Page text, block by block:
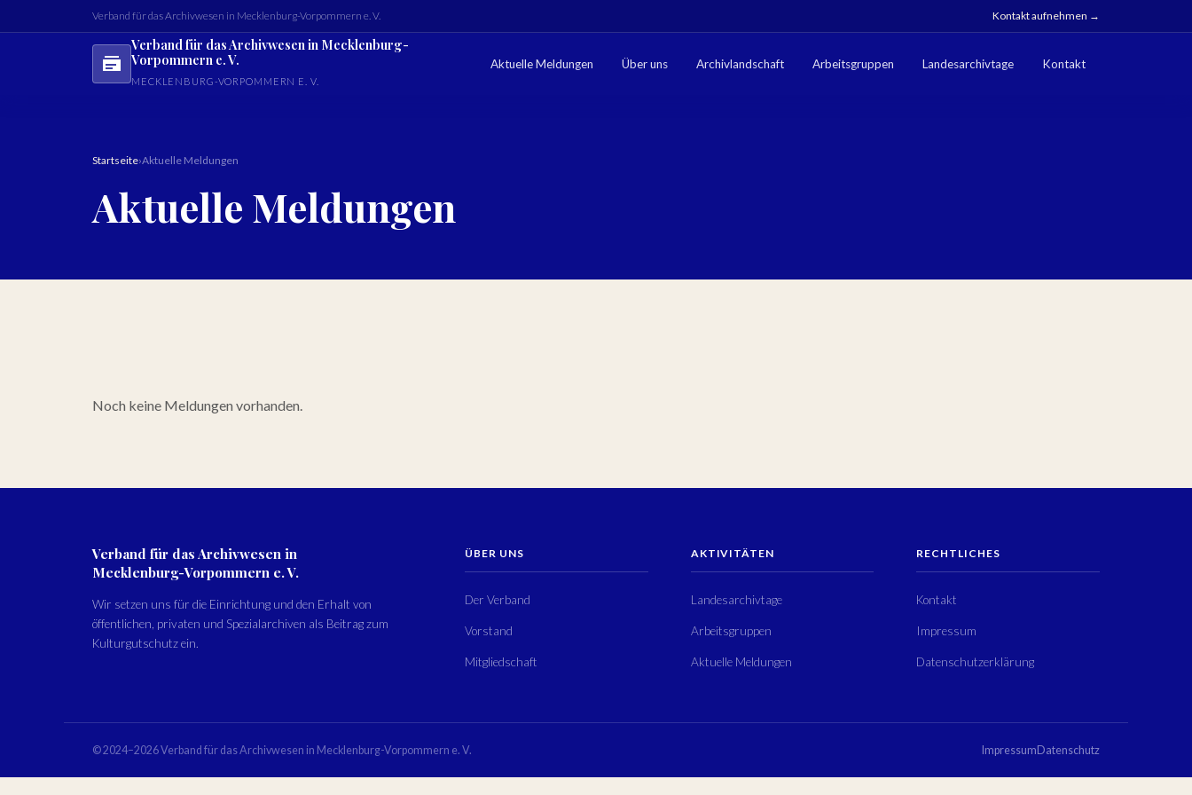
Verband für das Archivwesen in Mecklenburg-Vorpommern e. V. Kontakt aufnehmen →
Verband für das Archivwesen in Mecklenburg-
Vorpommern e. V.
MECKLENBURG-VORPOMMERN E. V.
Aktuelle Meldungen Über uns Archivlandschaft Arbeitsgruppen Landesarchivtage Kontakt
Startseite›Aktuelle Meldungen
Aktuelle Meldungen
Noch keine Meldungen vorhanden.
Verband für das Archivwesen in
Mecklenburg-Vorpommern e. V.
Wir setzen uns für die Einrichtung und den Erhalt von
öffentlichen, privaten und Spezialarchiven als Beitrag zum
Kulturgutschutz ein.
ÜBER UNS
Der Verband
Vorstand
Mitgliedschaft
AKTIVITÄTEN
Landesarchivtage
Arbeitsgruppen
Aktuelle Meldungen
RECHTLICHES
Kontakt
Impressum
Datenschutzerklärung
© 2024–2026 Verband für das Archivwesen in Mecklenburg-Vorpommern e. V. Impressum Datenschutz